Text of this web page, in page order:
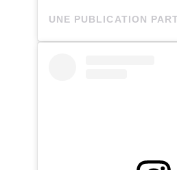
UNE PUBLICATION